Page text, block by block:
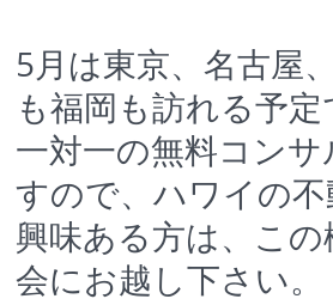
5月は東京、名古屋
も福岡も訪れる予
一対一の無料コンサ
すので、ハワイの
興味ある方は、こ
会にお越し下さい。